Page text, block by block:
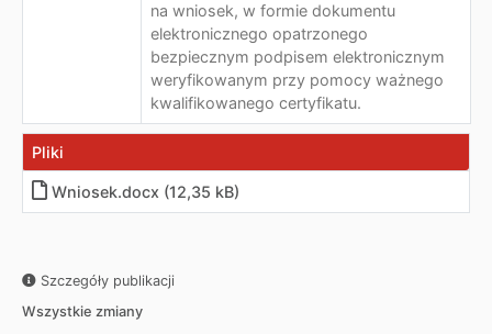
na wniosek, w formie dokumentu
elektronicznego opatrzonego
bezpiecznym podpisem elektronicznym
weryfikowanym przy pomocy ważnego
kwalifikowanego certyfikatu.
Pliki
Wniosek.docx (12,35 kB)
Szczegóły publikacji
Wszystkie zmiany